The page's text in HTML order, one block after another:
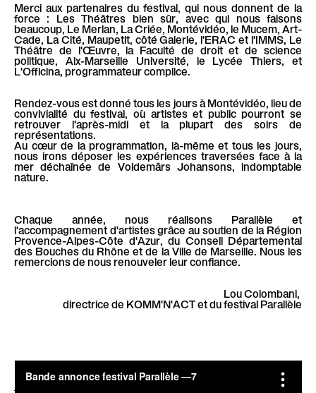
Merci aux partenaires du festival, qui nous donnent de la
force : Les Théâtres bien sûr, avec qui nous faisons
beaucoup, Le Merlan, La Criée, Montévidéo, le Mucem, Art-
Cade, La Cité, Maupetit, côté Galerie, l'ERAC et l'IMMS, Le
Théâtre de l'Œuvre, la Faculté de droit et de science
politique, Aix-Marseille Université, le Lycée Thiers, et
L'Officina, programmateur complice.
Rendez-vous est donné tous les jours à Montévidéo, lieu de
convivialité du festival, où artistes et public pourront se
retrouver l'après-midi et la plupart des soirs de
représentations.
Au cœur de la programmation, là-même et tous les jours,
nous irons déposer les expériences traversées face à la
mer déchaînée de Voldemārs Johansons, indomptable
nature.
Chaque année, nous réalisons Parallèle et
l'accompagnement d'artistes grâce au soutien de la Région
Provence-Alpes-Côte d'Azur, du Conseil Départemental
des Bouches du Rhône et de la Ville de Marseille. Nous les
remercions de nous renouveler leur confiance.
Lou Colombani,
directrice de KOMM'N'ACT et du festival Parallèle
Bande Annonce FP7from KOMM'N'ACT